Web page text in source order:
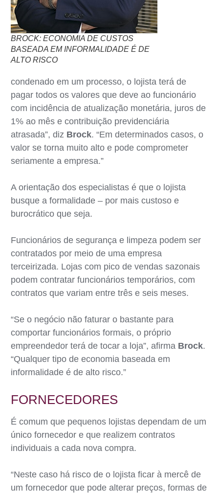
BROCK: ECONOMIA DE CUSTOS
BASEADA EM INFORMALIDADE É DE
ALTO RISCO
condenado em um processo, o lojista terá de
pagar todos os valores que deve ao funcionário
com incidência de atualização monetária, juros de
1% ao mês e contribuição previdenciária
atrasada”, diz Brock. “Em determinados casos, o
valor se torna muito alto e pode comprometer
seriamente a empresa.”
A orientação dos especialistas é que o lojista
busque a formalidade – por mais custoso e
burocrático que seja.
Funcionários de segurança e limpeza podem ser
contratados por meio de uma empresa
terceirizada. Lojas com pico de vendas sazonais
podem contratar funcionários temporários, com
contratos que variam entre três e seis meses.
“Se o negócio não faturar o bastante para
comportar funcionários formais, o próprio
empreendedor terá de tocar a loja”, afirma Brock.
“Qualquer tipo de economia baseada em
informalidade é de alto risco.”
FORNECEDORES
É comum que pequenos lojistas dependam de um
único fornecedor e que realizem contratos
individuais a cada nova compra.
“Neste caso há risco de o lojista ficar à mercê de
um fornecedor que pode alterar preços, formas de